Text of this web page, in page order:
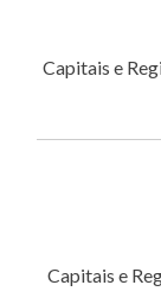
Capitais e
Capitais e